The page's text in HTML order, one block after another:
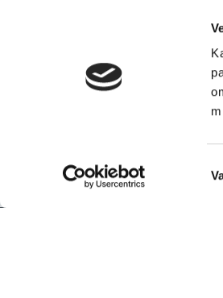
Tugeva
seadmetega tegelev
Rahvusvaheliselt